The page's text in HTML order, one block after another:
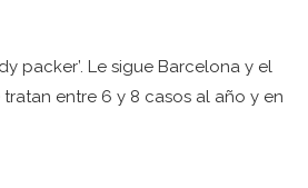
packer’. Le sigue Barcelona y el
entre 6 y 8 casos al año y en